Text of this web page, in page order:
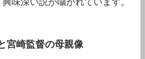
宮崎監督の母親像